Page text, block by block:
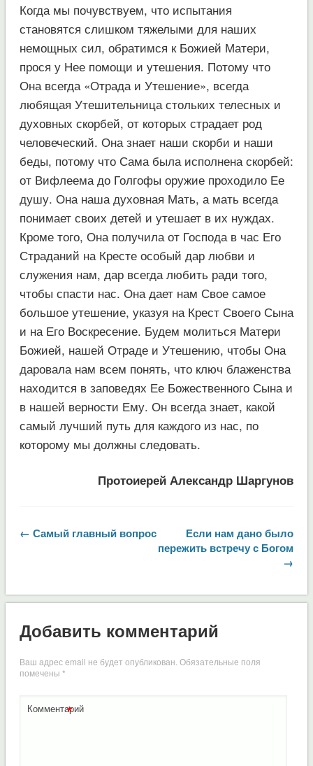
Когда мы почувствуем, что испытания
становятся слишком тяжелыми для наших
немощных сил, обратимся к Божией Матери,
прося у Нее помощи и утешения. Потому что
Она всегда «Отрада и Утешение», всегда
любящая Утешительница стольких телесных и
духовных скорбей, от которых страдает род
человеческий. Она знает наши скорби и наши
беды, потому что Сама была исполнена скорбей:
от Вифлеема до Голгофы оружие проходило Ее
душу. Она наша духовная Мать, а мать всегда
понимает своих детей и утешает в их нуждах.
Кроме того, Она получила от Господа в час Его
Страданий на Кресте особый дар любви и
служения нам, дар всегда любить ради того,
чтобы спасти нас. Она дает нам Свое самое
большое утешение, указуя на Крест Своего Сына
и на Его Воскресение. Будем молиться Матери
Божией, нашей Отраде и Утешению, чтобы Она
даровала нам всем понять, что ключ блаженства
находится в заповедях Ее Божественного Сына и
в нашей верности Ему. Он всегда знает, какой
самый лучший путь для каждого из нас, по
которому мы должны следовать.
Протоиерей Александр Шаргунов
← Самый главный вопрос
Если нам дано было
пережить встречу с Богом
→
Добавить комментарий
Ваш адрес email не будет опубликован. Обязательные поля
помечены *
Комментарий
*